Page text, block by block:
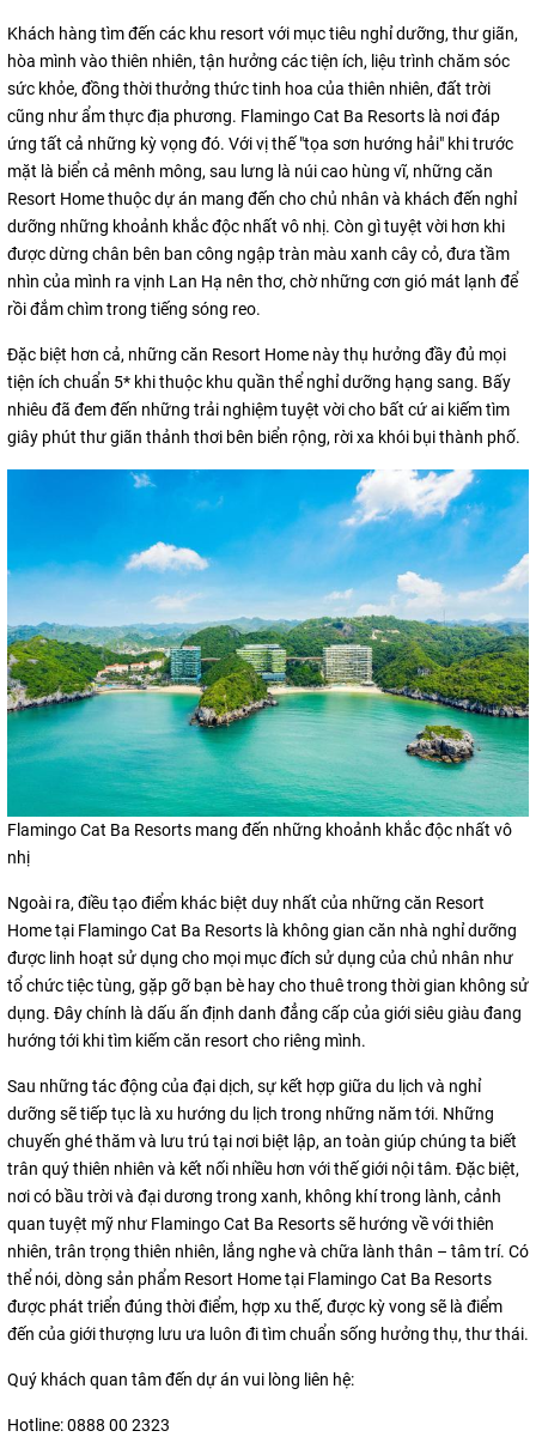
Khách hàng tìm đến các khu resort với mục tiêu nghỉ dưỡng, thư giãn,
hòa mình vào thiên nhiên, tận hưởng các tiện ích, liệu trình chăm sóc
sức khỏe, đồng thời thưởng thức tinh hoa của thiên nhiên, đất trời
cũng như ẩm thực địa phương. Flamingo Cat Ba Resorts là nơi đáp
ứng tất cả những kỳ vọng đó. Với vị thế "tọa sơn hướng hải" khi trước
mặt là biển cả mênh mông, sau lưng là núi cao hùng vĩ, những căn
Resort Home thuộc dự án mang đến cho chủ nhân và khách đến nghỉ
dưỡng những khoảnh khắc độc nhất vô nhị. Còn gì tuyệt vời hơn khi
được dừng chân bên ban công ngập tràn màu xanh cây cỏ, đưa tầm
nhìn của mình ra vịnh Lan Hạ nên thơ, chờ những cơn gió mát lạnh để
rồi đắm chìm trong tiếng sóng reo.
Đặc biệt hơn cả, những căn Resort Home này thụ hưởng đầy đủ mọi
tiện ích chuẩn 5* khi thuộc khu quần thể nghỉ dưỡng hạng sang. Bấy
nhiêu đã đem đến những trải nghiệm tuyệt vời cho bất cứ ai kiếm tìm
giây phút thư giãn thảnh thơi bên biển rộng, rời xa khói bụi thành phố.
Flamingo Cat Ba Resorts mang đến những khoảnh khắc độc nhất vô
nhị
Ngoài ra, điều tạo điểm khác biệt duy nhất của những căn Resort
Home tại Flamingo Cat Ba Resorts là không gian căn nhà nghỉ dưỡng
được linh hoạt sử dụng cho mọi mục đích sử dụng của chủ nhân như
tổ chức tiệc tùng, gặp gỡ bạn bè hay cho thuê trong thời gian không sử
dụng. Đây chính là dấu ấn định danh đẳng cấp của giới siêu giàu đang
hướng tới khi tìm kiếm căn resort cho riêng mình.
Sau những tác động của đại dịch, sự kết hợp giữa du lịch và nghỉ
dưỡng sẽ tiếp tục là xu hướng du lịch trong những năm tới. Những
chuyến ghé thăm và lưu trú tại nơi biệt lập, an toàn giúp chúng ta biết
trân quý thiên nhiên và kết nối nhiều hơn với thế giới nội tâm. Đặc biệt,
nơi có bầu trời và đại dương trong xanh, không khí trong lành, cảnh
quan tuyệt mỹ như Flamingo Cat Ba Resorts sẽ hướng về với thiên
nhiên, trân trọng thiên nhiên, lắng nghe và chữa lành thân – tâm trí. Có
thể nói, dòng sản phẩm Resort Home tại Flamingo Cat Ba Resorts
được phát triển đúng thời điểm, hợp xu thế, được kỳ vong sẽ là điểm
đến của giới thượng lưu ưa luôn đi tìm chuẩn sống hưởng thụ, thư thái.
Quý khách quan tâm đến dự án vui lòng liên hệ:
Hotline: 0888 00 2323